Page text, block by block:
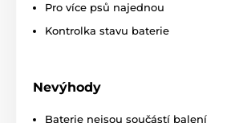
Pro více psů najednou
Kontrolka stavu baterie
Nevýhody
Baterie nejsou součástí balení